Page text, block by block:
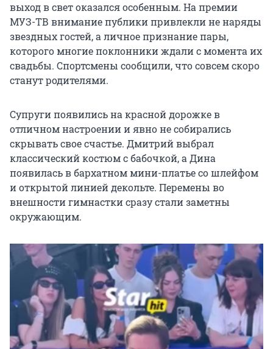
выход в свет оказался особенным. На премии
МУЗ-ТВ внимание публики привлекли не наряды
звездных гостей, а личное признание пары,
которого многие поклонники ждали с момента их
свадьбы. Спортсмены сообщили, что совсем скоро
станут родителями.
Супруги появились на красной дорожке в
отличном настроении и явно не собирались
скрывать свое счастье. Дмитрий выбрал
классический костюм с бабочкой, а Дина
появилась в бархатном мини-платье со шлейфом
и открытой линией декольте. Перемены во
внешности гимнастки сразу стали заметны
окружающим.